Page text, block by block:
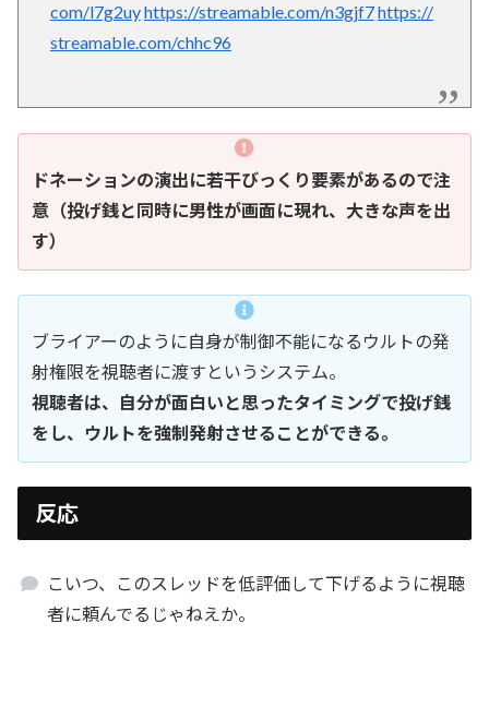
com/l7g2uyhttps://streamable.com/n3gjf7https://
streamable.com/chhc96
ドネーションの演出に若干びっくり要素があるので注
意（投げ銭と同時に男性が画面に現れ、大きな声を出
す）
ブライアーのように自身が制御不能になるウルトの発
射権限を視聴者に渡すというシステム。
視聴者は、自分が面白いと思ったタイミングで投げ銭
をし、ウルトを強制発射させることができる。
反応
こいつ、このスレッドを低評価して下げるように視聴
者に頼んでるじゃねえか。